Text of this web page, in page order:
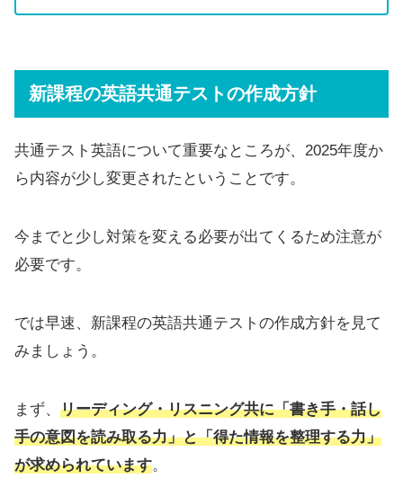
新課程の英語共通テストの作成方針
共通テスト英語について重要なところが、2025年度か
ら内容が少し変更されたということです。
今までと少し対策を変える必要が出てくるため注意が
必要です。
では早速、新課程の英語共通テストの作成方針を見て
みましょう。
まず、 リーディング・リスニング共に「書き手・話し
手の意図を読み取る力」と「得た情報を整理する力」
が求められています。